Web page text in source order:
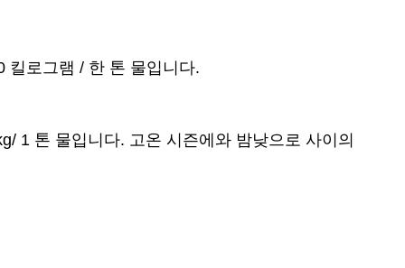
킬로그램 / 한 톤 물입니다.
1 톤 물입니다. 고온 시즌에와 밤낮으로 사이의